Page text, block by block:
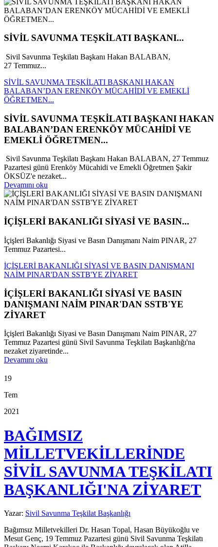
SİVİL SAVUNMA TEŞKİLATI BAŞKANI...
Sivil Savunma Teşkilatı Başkanı Hakan BALABAN,
27 Temmuz...
SİVİL SAVUNMA TEŞKİLATI BAŞKANI HAKAN
BALABAN’DAN ERENKÖY MÜCAHİDİ VE EMEKLİ
ÖĞRETMEN...
SİVİL SAVUNMA TEŞKİLATI BAŞKANI HAKAN
BALABAN’DAN ERENKÖY MÜCAHİDİ VE
EMEKLİ ÖĞRETMEN...
Sivil Savunma Teşkilatı Başkanı Hakan BALABAN, 27 Temmuz
Pazartesi günü Erenköy Mücahidi ve Emekli Öğretmen Şakir
ÖKSÜZ'e nezaket...
Devamını oku
İÇİŞLERİ BAKANLIĞI SİYASİ VE BASIN...
İçişleri Bakanlığı Siyasi ve Basın Danışmanı Naim PINAR, 27
Temmuz Pazartesi...
İÇİŞLERİ BAKANLIĞI SİYASİ VE BASIN DANIŞMANI
NAİM PINAR'DAN SSTB'YE ZİYARET
İÇİŞLERİ BAKANLIĞI SİYASİ VE BASIN
DANIŞMANI NAİM PINAR'DAN SSTB'YE
ZİYARET
İçişleri Bakanlığı Siyasi ve Basın Danışmanı Naim PINAR, 27
Temmuz Pazartesi günü Sivil Savunma Teşkilatı Başkanlığı'na
nezaket ziyaretinde...
Devamını oku
19
Tem
2021
BAĞIMSIZ
MİLLETVEKİLLERİNDE
SİVİL SAVUNMA TEŞKİLATI
BAŞKANLIĞI'NA ZİYARET
Yazar: Sivil Savunma Teşkilat Başkanlığı
Bağımsız Milletvekilleri Dr. Hasan Topal, Hasan Büyükoğlu ve
Mesut Genç, 19 Temmuz Pazartesi günü Sivil Savunma Teşkilatı